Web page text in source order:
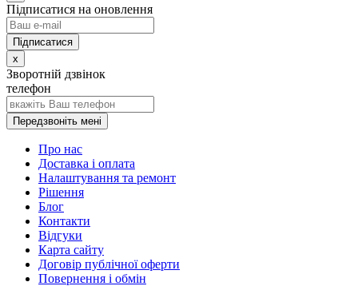
Підписатися на оновлення
x
Зворотній дзвінок
телефон
Передзвоніть мені
Про нас
Доставка і оплата
Налаштування та ремонт
Рішення
Блог
Контакти
Відгуки
Карта сайту
Договір публічної оферти
Повернення і обмін